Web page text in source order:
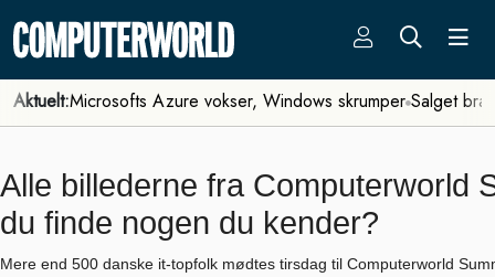
Aktuelt:Microsofts Azure vokser, Windows skrumper Salget
Alle billederne fra Computerworld
du finde nogen du kender?
Mere end 500 danske it-topfolk mødtes tirsdag til Computerworld